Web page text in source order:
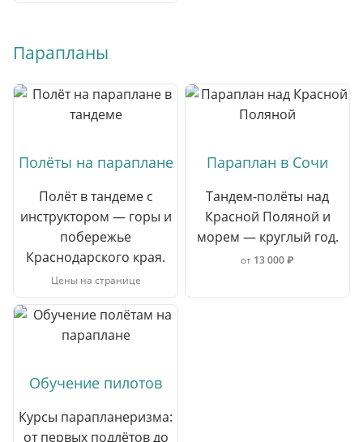
Парапланы
Полёты на параплане
Полёт в тандеме с
инструктором — горы и
побережье
Краснодарского края.
Цены на странице
Параплан в Сочи
Тандем-полёты над
Красной Поляной и
морем — круглый год.
от 13 000 ₽
Обучение пилотов
Курсы парапланеризма:
от первых подлётов до